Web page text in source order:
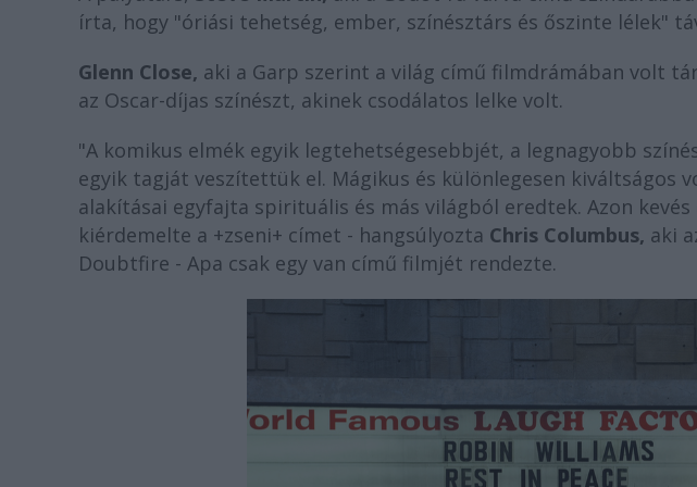
írta, hogy "óriási tehetség, ember, színésztárs és őszinte lélek"
Glenn Close, aki a Garp szerint a világ című filmdrámában volt
az Oscar-díjas színészt, akinek csodálatos lelke volt.
"A komikus elmék egyik legtehetségesebbjét, a legnagyobb
egyik tagját veszítettük el. Mágikus és különlegesen kiváltságos
alakításai egyfajta spirituális és más világból eredtek. Azon
kiérdemelte a +zseni+ címet - hangsúlyozta Chris Columbus, aki
Doubtfire - Apa csak egy van című filmjét rendezte.